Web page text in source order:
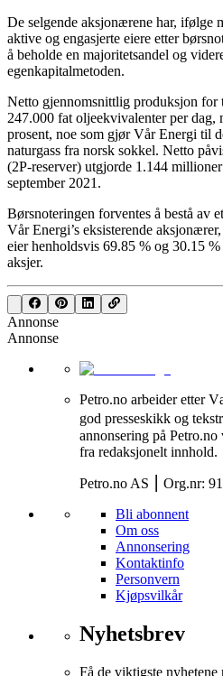
De selgende aksjonærene har, ifølge
aktive og engasjerte eiere etter
å beholde en majoritetsandel og
egenkapitalmetoden.
Netto gjennomsnittlig produksjon for
247.000 fat oljeekvivalenter per dag,
prosent, noe som gjør Vår Energi til
naturgass fra norsk sokkel. Netto
(2P-reserver) utgjorde 1.144
september 2021.
Børsnoteringen forventes å bestå av
Vår Energi’s eksisterende
eier henholdsvis 69.85 % og 30.15
aksjer.
Annonse
Annonse
Petro.no arbeider etter
god presseskikk og
annonsering på
fra redaksjonelt innhold.
Petro.no AS ⎮ Org.nr:
Bli abonnent
Om oss
Annonsering
Kontaktinfo
Personvern
Kjøpsvilkår
Nyhetsbrev
Få de viktigste nyhetene